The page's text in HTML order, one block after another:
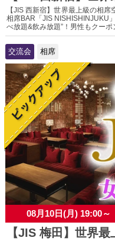
【JIS 西新宿】世界最上級の相
相席BAR「JIS NISHISHINJUKU
べ放題&飲み放題”！男性もクーポ
交流会 相席
08月10日(月) 19:00～
【JIS 梅田】世界